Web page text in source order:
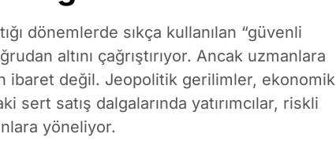
dönemlerde sıkça kullanılan “güvenli
altını çağrıştırıyor. Ancak uzmanlara
ibaret değil. Jeopolitik gerilimler, ekonomik
satış dalgalarında yatırımcılar, riskli
yöneliyor.